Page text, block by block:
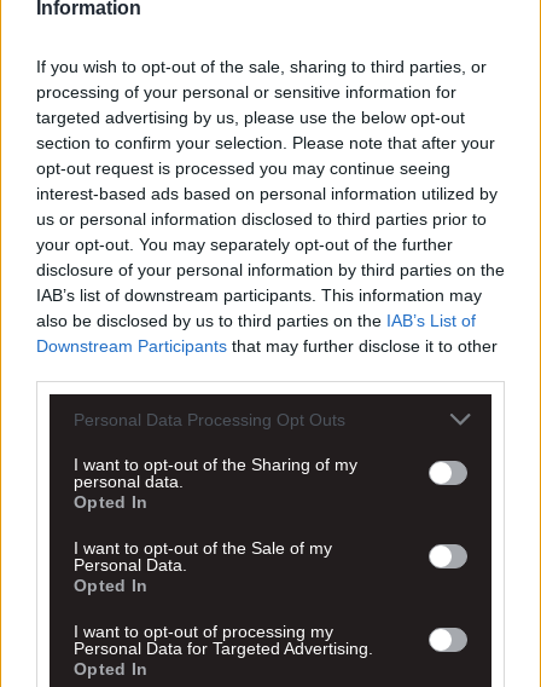
Information
If you wish to opt-out of the sale, sharing to third parties, or
processing of your personal or sensitive information for
targeted advertising by us, please use the below opt-out
section to confirm your selection. Please note that after your
opt-out request is processed you may continue seeing
interest-based ads based on personal information utilized by
us or personal information disclosed to third parties prior to
your opt-out. You may separately opt-out of the further
disclosure of your personal information by third parties on the
IAB’s list of downstream participants. This information may
also be disclosed by us to third parties on the IAB’s List of
Downstream Participants that may further disclose it to other
Personal Data Processing Opt Outs
I want to opt-out of the Sharing of my
personal data.
Opted In
I want to opt-out of the Sale of my
Personal Data.
Opted In
I want to opt-out of processing my
Personal Data for Targeted Advertising.
Opted In